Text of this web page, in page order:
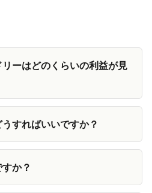
ーはどのくらいの利益が見
すればいいですか？
か？